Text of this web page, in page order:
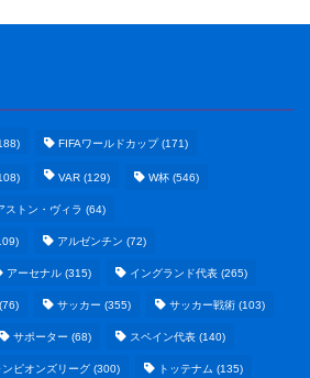
FIFAワールドカップ (171)
VAR (129) W杯 (546)
ストン・ヴィラ (64)
アルゼンチン (72)
アーセナル (315) イングランド代表 (265)
(76) サッカー (355) サッカー戦術 (103)
サポーター (68) スペイン代表 (140)
ンピオンズリーグ (300) トッテナム (135)